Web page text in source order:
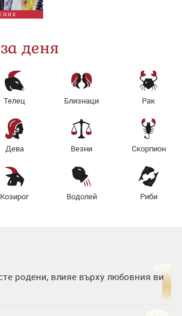
деня
Телец Близнаци Рак
Дева Везни Скорпион
Козирог Водолей Риби
родени, влияе върху любовния ви